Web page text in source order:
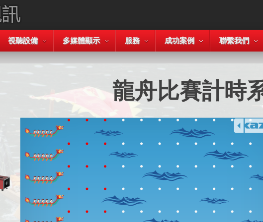
視聽設備 多媒體顯示 服務 成功案例 聯繫我們
龍舟比賽計時